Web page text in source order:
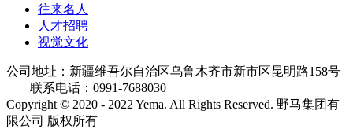
往来名人
人才招聘
视觉文化
公司地址：新疆维吾尔自治区乌鲁木齐市新市区昆明路158号
联系电话：0991-7688030
Copyright © 2020 - 2022 Yema. All Rights Reserved. 野马集团有
限公司 版权所有